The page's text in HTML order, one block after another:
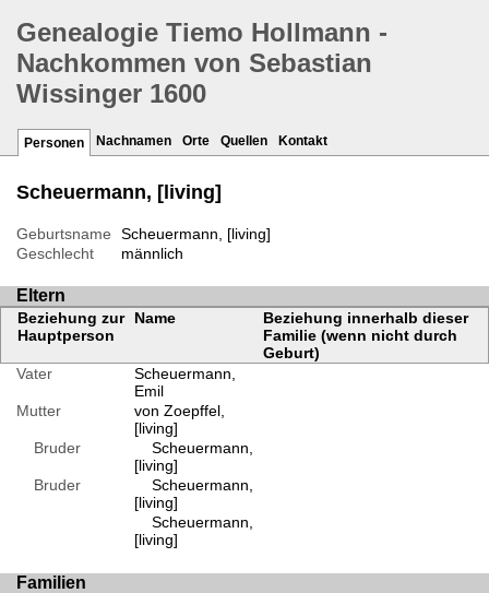
Genealogie Tiemo Hollmann -
Nachkommen von Sebastian
Wissinger 1600
Personen Nachnamen Orte Quellen Kontakt
Scheuermann, [living]
Geburtsname
Scheuermann, [living]
Geschlecht
männlich
Eltern
Beziehung zur
Hauptperson
Name
Beziehung innerhalb dieser
Familie (wenn nicht durch
Geburt)
Vater
Scheuermann,
Emil
Mutter
von Zoepffel,
[living]
Bruder
Scheuermann,
[living]
Bruder
Scheuermann,
[living]
Scheuermann,
[living]
Familien